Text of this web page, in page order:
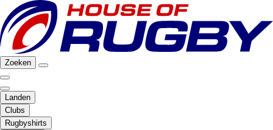
Zoeken
Landen
Clubs
Rugbyshirts